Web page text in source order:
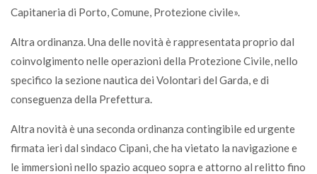
Capitaneria di Porto, Comune, Protezione civile».
Altra ordinanza. Una delle novità è rappresentata proprio dal
coinvolgimento nelle operazioni della Protezione Civile, nello
specifico la sezione nautica dei Volontari del Garda, e di
conseguenza della Prefettura.
Altra novità è una seconda ordinanza contingibile ed urgente
firmata ieri dal sindaco Cipani, che ha vietato la navigazione e
le immersioni nello spazio acqueo sopra e attorno al relitto fino